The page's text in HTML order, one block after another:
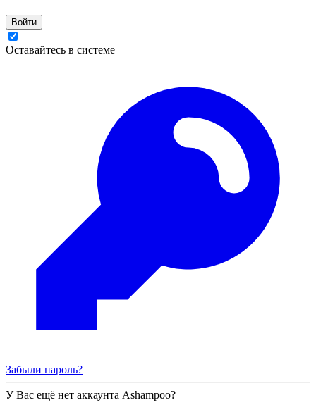
Войти
Оставайтесь в системе
Забыли пароль?
У Вас ещё нет аккаунта Ashampoo?